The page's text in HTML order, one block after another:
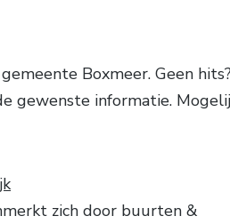
Boxmeer. Geen
gewenste informatie.
zich door buurten &